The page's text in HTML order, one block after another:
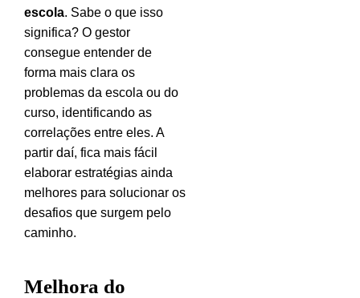
escola. Sabe o que isso
significa? O gestor
consegue entender de
forma mais clara os
problemas da escola ou do
curso, identificando as
correlações entre eles. A
partir daí, fica mais fácil
elaborar estratégias ainda
melhores para solucionar os
desafios que surgem pelo
caminho.
Melhora do